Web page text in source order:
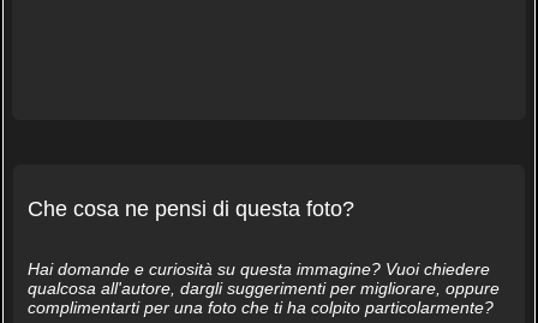
Che cosa ne pensi di questa foto?
Hai domande e curiosità su questa immagine? Vuoi chiedere
qualcosa all'autore, dargli suggerimenti per migliorare, oppure
complimentarti per una foto che ti ha colpito particolarmente?